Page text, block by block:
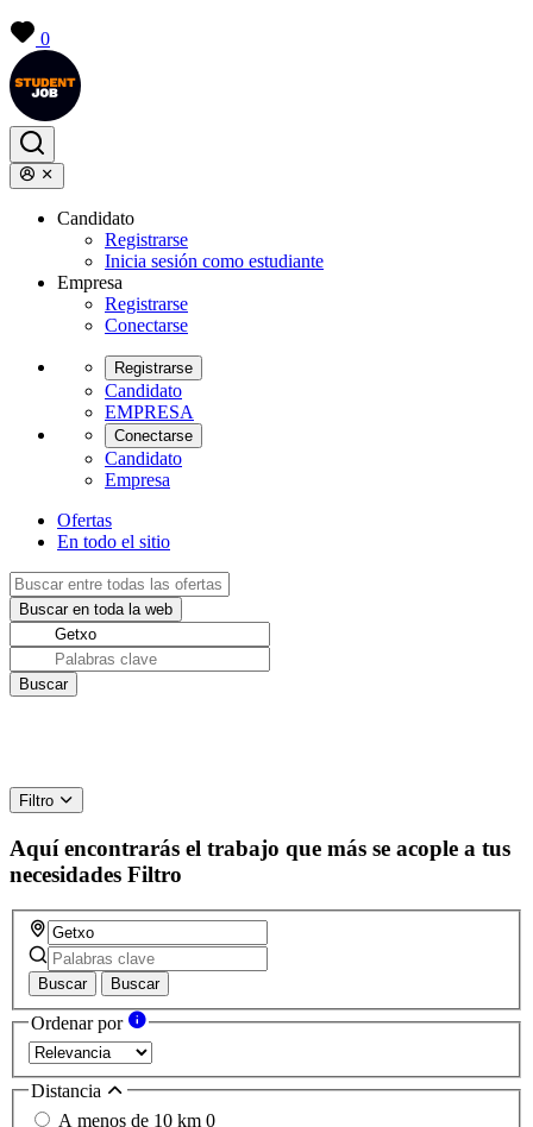
0
Candidato
Registrarse
Inicia sesión como estudiante
Empresa
Registrarse
Conectarse
Registrarse
Candidato
EMPRESA
Conectarse
Candidato
Empresa
Ofertas
En todo el sitio
Filtro
Aquí encontrarás el trabajo que más se acople a tus
necesidades Filtro
Buscar Buscar
Ordenar por
Distancia
A menos de 10 km 0